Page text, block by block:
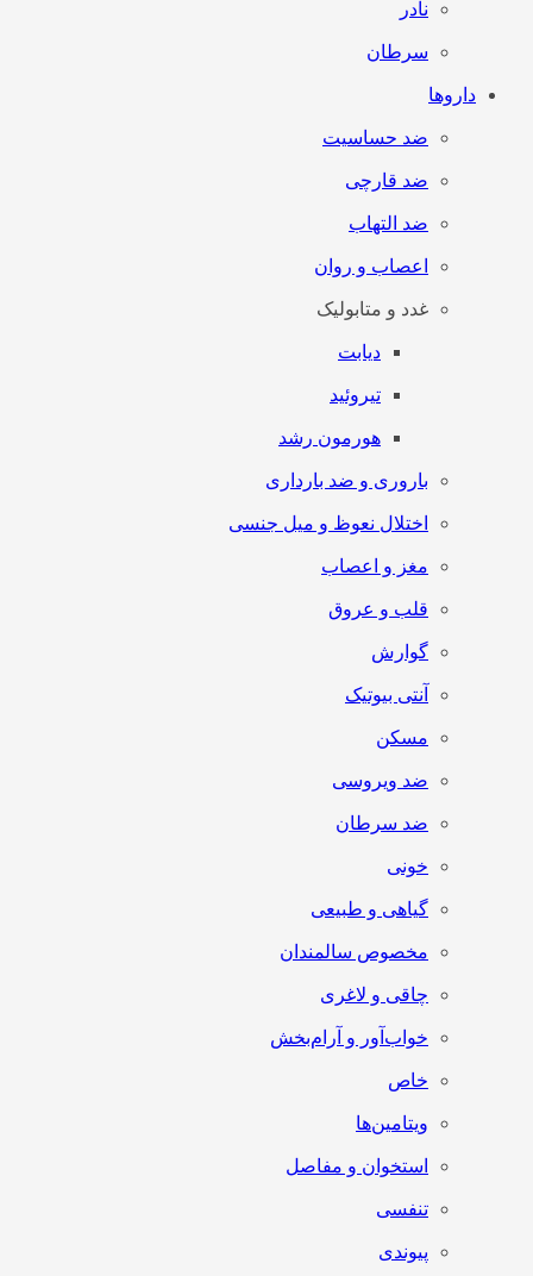
نادر
سرطان
داروها
ضد حساسیت
ضد قارچی
ضد التهاب
اعصاب و روان
غدد و متابولیک
دیابت
تیروئید
هورمون رشد
باروری و ضد بارداری
اختلال نعوظ و میل جنسی
مغز و اعصاب
قلب و عروق
گوارش
آنتی‌ بیوتیک
مسکن
ضد ویروسی
ضد سرطان
خونی
گیاهی و طبیعی
مخصوص سالمندان
چاقی و لاغری
خواب‌آور و آرام‌بخش
خاص
ویتامین‌ها
استخوان و مفاصل
تنفسی
پیوندی